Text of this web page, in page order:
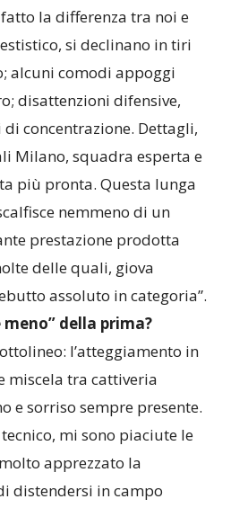
la differenza tra noi e
si declinano in tiri
alcuni comodi appoggi
disattenzioni difensive,
concentrazione. Dettagli,
Milano, squadra esperta e
più pronta. Questa lunga
nemmeno di un
prestazione prodotta
delle quali, giova
assoluto in categoria”.
meno” della prima?
l’atteggiamento in
miscela tra cattiveria
e sorriso sempre presente.
mi sono piaciute le
apprezzato la
distendersi in campo